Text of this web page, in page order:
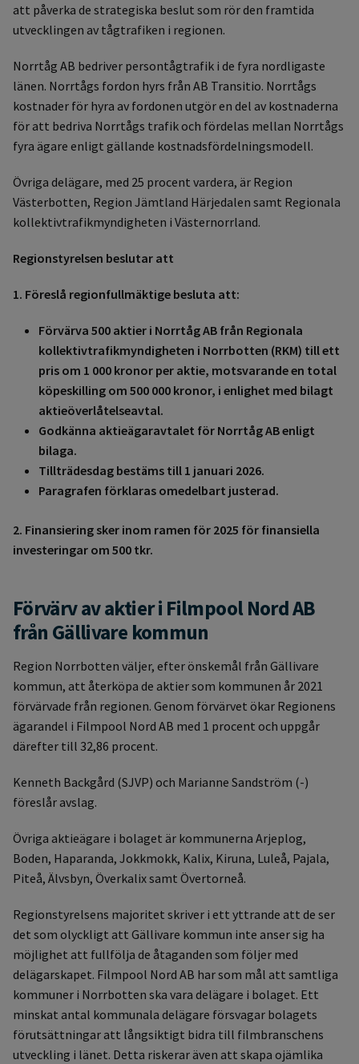
att påverka de strategiska beslut som rör den framtida
utvecklingen av tågtrafiken i regionen.
Norrtåg AB bedriver persontågtrafik i de fyra nordligaste
länen. Norrtågs fordon hyrs från AB Transitio. Norrtågs
kostnader för hyra av fordonen utgör en del av kostnaderna
för att bedriva Norrtågs trafik och fördelas mellan Norrtågs
fyra ägare enligt gällande kostnadsfördelningsmodell.
Övriga delägare, med 25 procent vardera, är Region
Västerbotten, Region Jämtland Härjedalen samt Regionala
kollektivtrafikmyndigheten i Västernorrland.
Regionstyrelsen beslutar att
1. Föreslå regionfullmäktige besluta att:
Förvärva 500 aktier i Norrtåg AB från Regionala
kollektivtrafikmyndigheten i Norrbotten (RKM) till ett
pris om 1 000 kronor per aktie, motsvarande en total
köpeskilling om 500 000 kronor, i enlighet med bilagt
aktieöverlåtelseavtal.
Godkänna aktieägaravtalet för Norrtåg AB enligt
bilaga.
Tillträdesdag bestäms till 1 januari 2026.
Paragrafen förklaras omedelbart justerad.
2. Finansiering sker inom ramen för 2025 för finansiella
investeringar om 500 tkr.
Förvärv av aktier i Filmpool Nord AB
från Gällivare kommun
Region Norrbotten väljer, efter önskemål från Gällivare
kommun, att återköpa de aktier som kommunen år 2021
förvärvade från regionen. Genom förvärvet ökar Regionens
ägarandel i Filmpool Nord AB med 1 procent och uppgår
därefter till 32,86 procent.
Kenneth Backgård (SJVP) och Marianne Sandström (-)
föreslår avslag.
Övriga aktieägare i bolaget är kommunerna Arjeplog,
Boden, Haparanda, Jokkmokk, Kalix, Kiruna, Luleå, Pajala,
Piteå, Älvsbyn, Överkalix samt Övertorneå.
Regionstyrelsens majoritet skriver i ett yttrande att de ser
det som olyckligt att Gällivare kommun inte anser sig ha
möjlighet att fullfölja de åtaganden som följer med
delägarskapet. Filmpool Nord AB har som mål att samtliga
kommuner i Norrbotten ska vara delägare i bolaget. Ett
minskat antal kommunala delägare försvagar bolagets
förutsättningar att långsiktigt bidra till filmbranschens
utveckling i länet. Detta riskerar även att skapa ojämlika